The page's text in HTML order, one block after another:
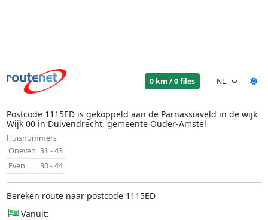
0 km / 0 files
Postcode 1115ED is gekoppeld aan de Parnassiaveld in de wijk
Wijk 00 in Duivendrecht, gemeente Ouder-Amstel
Huisnummers
Oneven 31 - 43
Even
30 - 44
Bereken route naar postcode 1115ED
Vanuit: